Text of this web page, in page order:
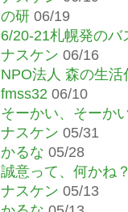
の研 06/19
6/20-21札幌発の
ナスケン 06/16
NPO法人 森の生
fmss32 06/10
そーかい、そーか
ナスケン 05/31
かるな 05/28
誠意って、何かね
ナスケン 05/13